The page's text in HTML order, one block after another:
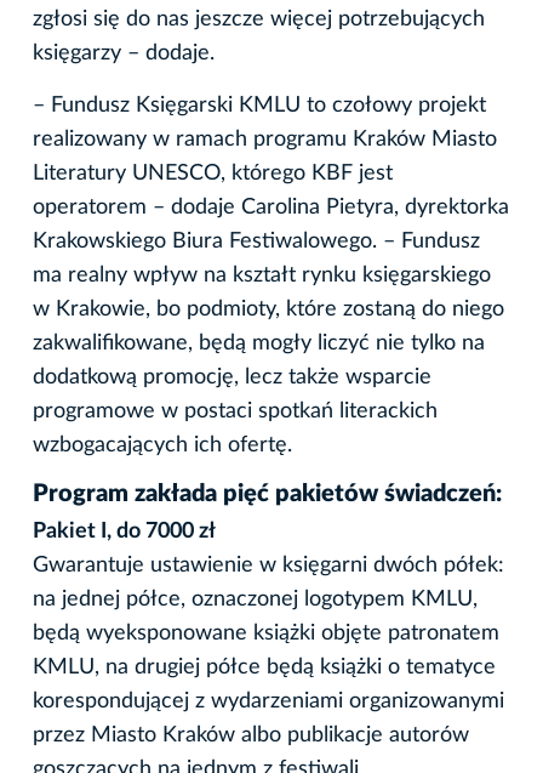
zgłosi się do nas jeszcze więcej potrzebujących
księgarzy – dodaje.
– Fundusz Księgarski KMLU to czołowy projekt
realizowany w ramach programu Kraków Miasto
Literatury UNESCO, którego KBF jest
operatorem – dodaje Carolina Pietyra, dyrektorka
Krakowskiego Biura Festiwalowego. – Fundusz
ma realny wpływ na kształt rynku księgarskiego
w Krakowie, bo podmioty, które zostaną do niego
zakwalifikowane, będą mogły liczyć nie tylko na
dodatkową promocję, lecz także wsparcie
programowe w postaci spotkań literackich
wzbogacających ich ofertę.
Program zakłada pięć pakietów świadczeń:
Pakiet I, do 7000 zł
Gwarantuje ustawienie w księgarni dwóch półek:
na jednej półce, oznaczonej logotypem KMLU,
będą wyeksponowane książki objęte patronatem
KMLU, na drugiej półce będą książki o tematyce
korespondującej z wydarzeniami organizowanymi
przez Miasto Kraków albo publikacje autorów